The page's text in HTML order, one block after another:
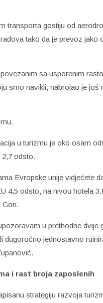
transporta gostiju od
tako da je prevoz jako
sa usporenim
smo navikli, nabrojao je još
u turizmu je oko osam
2,7 odsto.
Evropske unije vidjećete
4,5 odsto, na nivou hotela
Gori.
u prethodne dvije
jednostavno
i rast broja zaposlenih
strategiju razvoja